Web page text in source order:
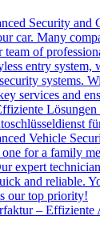
Security and
car. Many
team of
entry
systems.
services and
Vehicle
for a family
expert
and reliable.
our top priority!
– Effiziente